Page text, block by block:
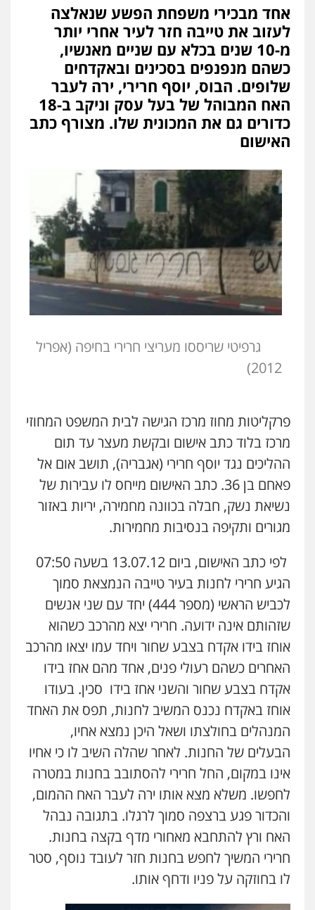
אחד מבכירי משפחת הפשע שנאלצה
לעזוב את טייבה חזר לעיר אחרי יותר
מ-10 שנים בכלא עם שניים מאנשיו,
כשהם מנפנפים בסכינים ובאקדחים
שלופים. הבוס, יוסף חרירי, ירה לעבר
האח המבוהל של בעל עסק וניקב ב-18
כדורים גם את המכונית שלו. מצורף כתב
האישום
גרפיטי שריססו מעריצי חרירי בחיפה (אפריל
2012)
פרקליטות מחוז מרכז הגישה לבית המשפט המחוזי
מרכז בלוד כתב אישום ובקשת מעצר עד תום
ההליכים נגד יוסף חרירי (אגבריה), תושב אום אל
פאחם בן 36. כתב האישום מייחס לו עבירות של
נשיאת נשק, חבלה בכוונה מחמירה, יריות באזור
מגורים ותקיפה בנסיבות מחמירות.
לפי כתב האישום, ביום 13.07.12 בשעה 07:50
הגיע חרירי לחנות בעיר טייבה הנמצאת סמוך
לכביש הראשי (מספר 444) יחד עם שני אנשים
שזהותם אינה ידועה. חרירי יצא מהרכב כשהוא
אוחז בידו אקדח בצבע שחור ויחד עמו יצאו מהרכב
האחרים כשהם רעולי פנים, אחד מהם אחז בידו
אקדח בצבע שחור והשני אחז בידו סכין. בעודו
אוחז באקדח נכנס המשיב לחנות, תפס את האחד
המנהלים בחולצתו ושאל היכן נמצא אחיו,
הבעלים של החנות. לאחר שהלה השיב לו כי אחיו
אינו במקום, החל חרירי להסתובב בחנות במטרה
לחפשו. משלא מצא אותו ירה לעבר האח ההמום,
והכדור פגע ברצפה סמוך לרגלו. בתגובה נבהל
האח ורץ להתחבא מאחורי מדף בקצה בחנות.
חרירי המשיך לחפש בחנות חזר לעובד נוסף, סטר
לו בחוזקה על פניו ודחף אותו.